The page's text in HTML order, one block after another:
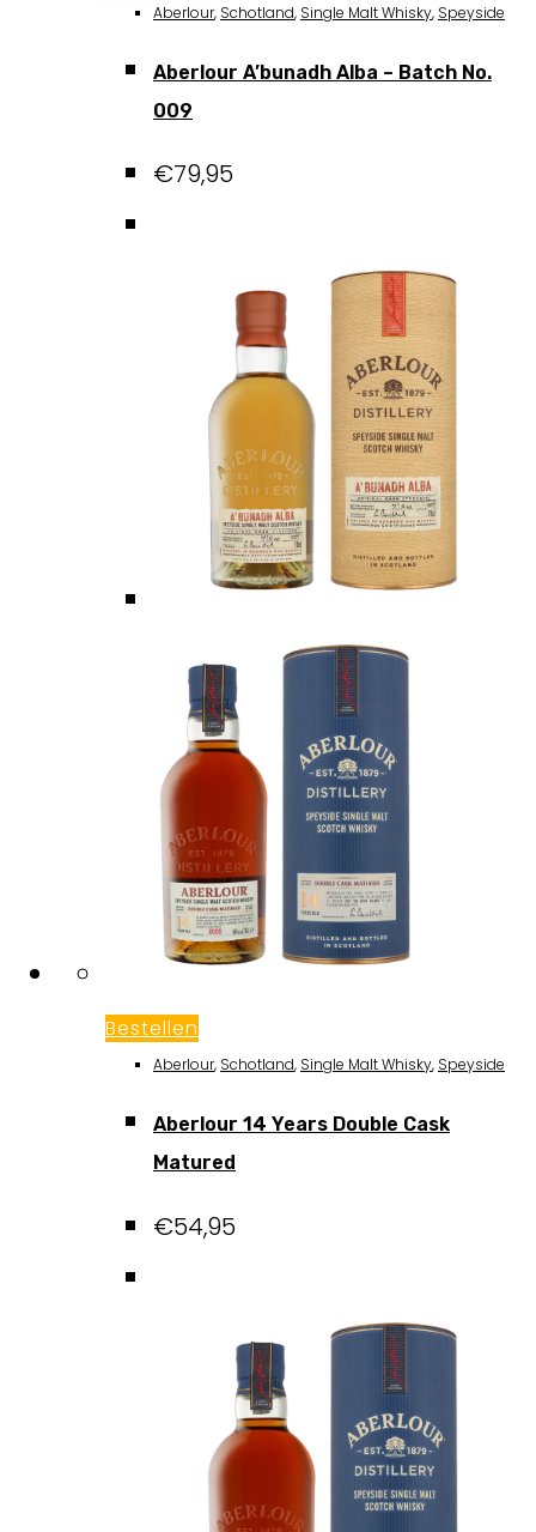
Aberlour, Schotland, Single Malt Whisky, Speyside
Aberlour A’bunadh Alba – Batch No.
009
€79,95
Bestellen
Aberlour, Schotland, Single Malt Whisky, Speyside
Aberlour 14 Years Double Cask
Matured
€54,95